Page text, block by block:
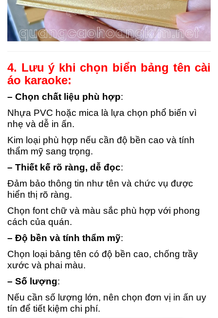
4. Lưu ý khi chọn biển bảng tên cài
áo karaoke:
– Chọn chất liệu phù hợp:
Nhựa PVC hoặc mica là lựa chọn phổ biến vì
nhẹ và dễ in ấn.
Kim loại phù hợp nếu cần độ bền cao và tính
thẩm mỹ sang trọng.
– Thiết kế rõ ràng, dễ đọc:
Đảm bảo thông tin như tên và chức vụ được
hiển thị rõ ràng.
Chọn font chữ và màu sắc phù hợp với phong
cách của quán.
– Độ bền và tính thẩm mỹ:
Chọn loại bảng tên có độ bền cao, chống trầy
xước và phai màu.
– Số lượng:
Nếu cần số lượng lớn, nên chọn đơn vị in ấn uy
tín để tiết kiệm chi phí.